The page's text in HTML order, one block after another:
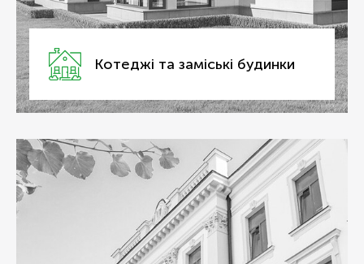
Котеджі та заміські будинки